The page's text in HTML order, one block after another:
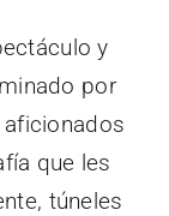
y
por
que les
túneles